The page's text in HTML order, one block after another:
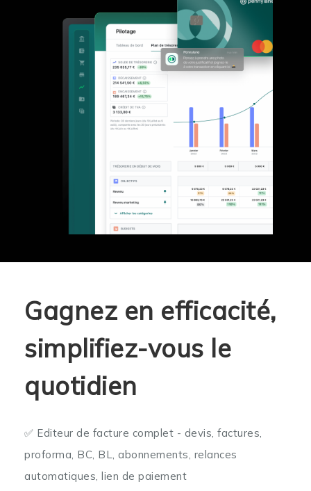
Gagnez en efficacité,
simplifiez-vous le
quotidien
✅ Editeur de facture complet - devis, factures,
proforma, BC, BL, abonnements, relances
automatiques, lien de paiement